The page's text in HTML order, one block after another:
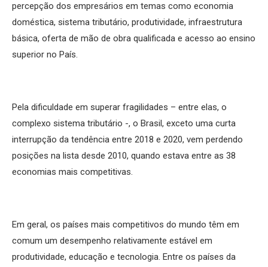
percepção dos empresários em temas como economia
doméstica, sistema tributário, produtividade, infraestrutura
básica, oferta de mão de obra qualificada e acesso ao ensino
superior no País.
Pela dificuldade em superar fragilidades – entre elas, o
complexo sistema tributário -, o Brasil, exceto uma curta
interrupção da tendência entre 2018 e 2020, vem perdendo
posições na lista desde 2010, quando estava entre as 38
economias mais competitivas.
Em geral, os países mais competitivos do mundo têm em
comum um desempenho relativamente estável em
produtividade, educação e tecnologia. Entre os países da